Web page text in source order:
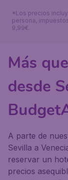
*Los precios
persona,
9,99€.
Más
desde
A parte de
Sevilla a
reservar un
precios